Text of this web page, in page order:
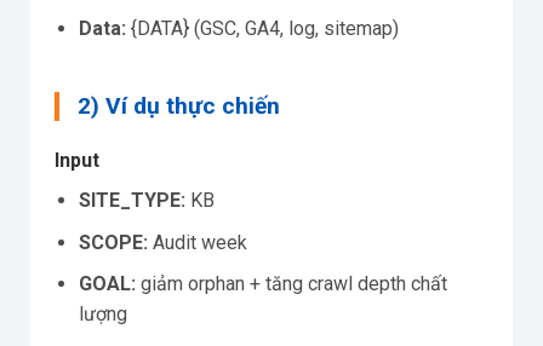
Data: {DATA} (GSC, GA4, log, sitemap)
2) Ví dụ thực chiến
Input
SITE_TYPE: KB
SCOPE: Audit week
GOAL: giảm orphan + tăng crawl depth chất
lượng